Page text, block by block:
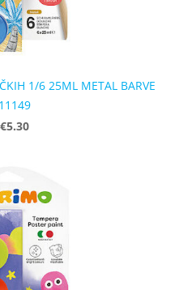
1/6 25ML METAL BARVE
11149
€5.30